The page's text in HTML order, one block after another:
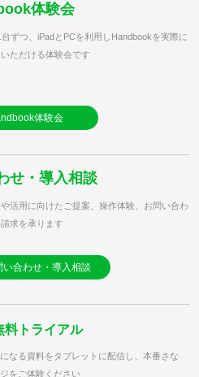
体験会
台ずつ、iPadとPCを利用しHandbookを実際に
ただける体験会です
体験会
せ・導入相談
活用に向けたご提案、操作体験、お問い合わ
求を承ります
い合わせ・導入相談
料トライアル
なる資料をタブレットに配信し、本番さな
をご体験ください